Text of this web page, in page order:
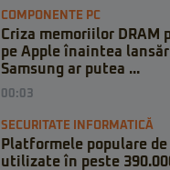
COMPONENTE PC
Criza memoriilor DRAM
pe Apple înaintea
Samsung ar putea ...
00:03
SECURITATE INFORMATICĂ
Platformele populare
utilizate în peste